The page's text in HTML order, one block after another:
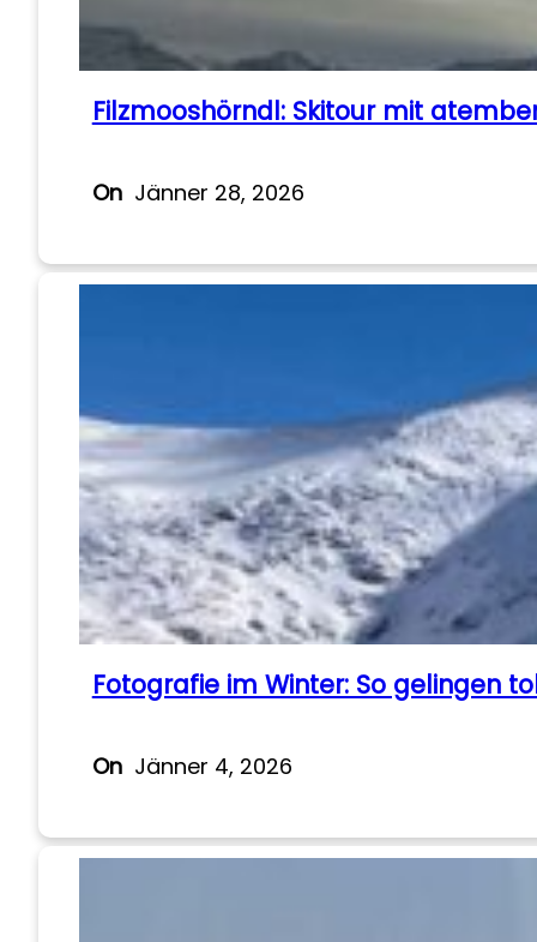
Filzmooshörndl: Skitour mit
On Jänner 28, 2026
Fotografie im Winter: So gelingen
On Jänner 4, 2026